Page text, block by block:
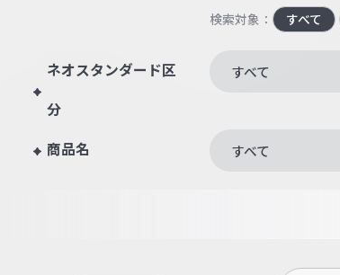
検索対象： すべて
ネオスタンダード区
分
すべて
商品名 すべて